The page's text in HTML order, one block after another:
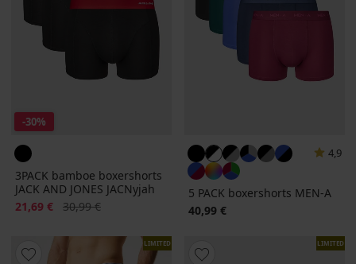
-30%
3PACK bamboe boxershorts
JACK AND JONES JACNyjah
Korting
21,69 € Oorspronkelijke prijs
30,99 €
4,9
5 PACK boxershorts MEN-A
40,99 €
LIMITED LIMITED